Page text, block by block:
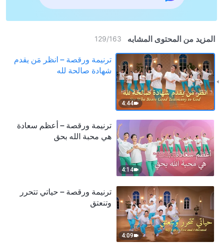
المزيد من المحتوى المشابه 129/163
4:44
ترنيمة ورقصة – انظر مَن يقدم
شهادة صالحة لله
4:14
ترنيمة ورقصة – أعظم سعادة
هي محبة الله بحقٍ
4:09
ترنيمة ورقصة – حياتي تتحرر
وتنعتق